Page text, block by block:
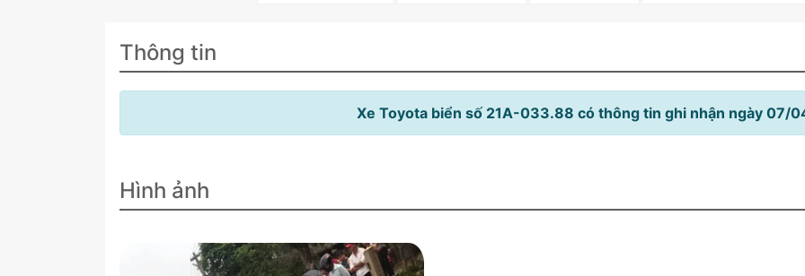
Thông tin
Xe Toyota biển số 21A-033.88 có thông tin ghi nhận ngày 07/
Hình ảnh